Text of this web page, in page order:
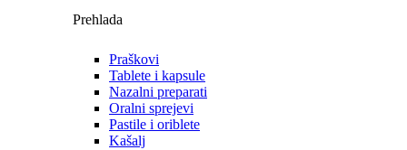
Prehlada
Praškovi
Tablete i kapsule
Nazalni preparati
Oralni sprejevi
Pastile i oriblete
Kašalj